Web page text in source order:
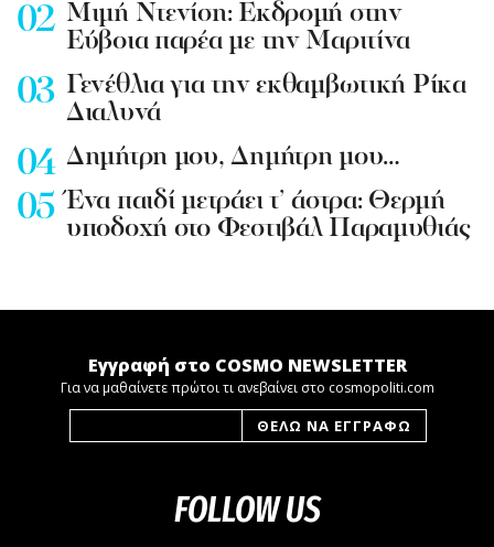
Mιμή Ντενίση: Εκδρομή στην
Εύβοια παρέα με την Μαριτίνα
Γενέθλια για την εκθαμβωτική Ρίκα
Διαλυνά
Δημήτρη μου, Δημήτρη μου…
Ένα παιδί μετράει τ’ άστρα: Θερμή
υποδοχή στο Φεστιβάλ Παραμυθιάς
Εγγραφή στο COSMO NEWSLETTER
Για να μαθαίνετε πρώτοι τι ανεβαίνει στο cosmopoliti.com
FOLLOW US